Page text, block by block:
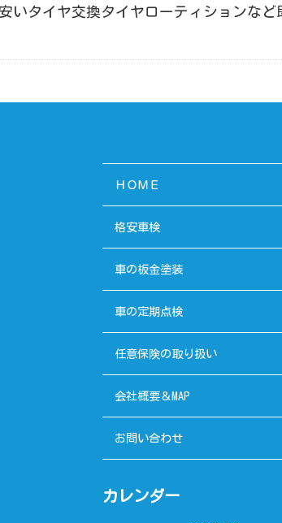
いタイヤ交換タイヤローティションなど
ＨＯＭＥ
格安車検
車の板金塗装
車の定期点検
任意保険の取り扱い
会社概要＆MAP
お問い合わせ
カレンダー